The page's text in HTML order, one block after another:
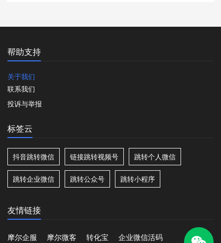
帮助支持
关于我们
联系我们
投诉与举报
标签云
抖音跳转微信 链接跳转视频号 跳转个人微信
跳转企业微信 跳转公众号 跳转小程序
友情链接
摩尔企服 摩尔微客 转化宝 企业微信活码